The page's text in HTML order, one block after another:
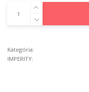
Kategória:
IMPERITY: